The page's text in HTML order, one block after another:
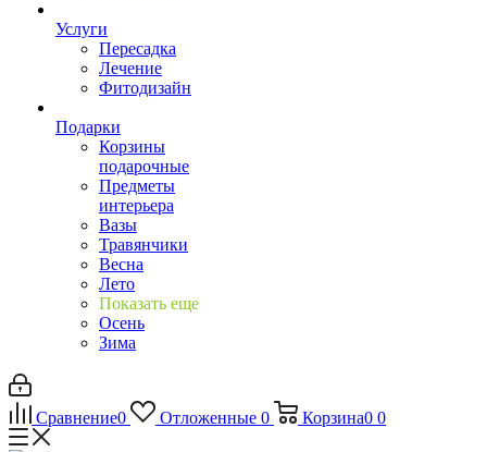
Услуги
Пересадка
Лечение
Фитодизайн
Подарки
Корзины
подарочные
Предметы
интерьера
Вазы
Травянчики
Весна
Лето
Показать еще
Осень
Зима
Сравнение0 Отложенные 0 Корзина0 0